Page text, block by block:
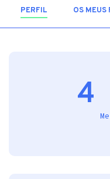
PERFIL (SEPARADOR
OS MEUS
4